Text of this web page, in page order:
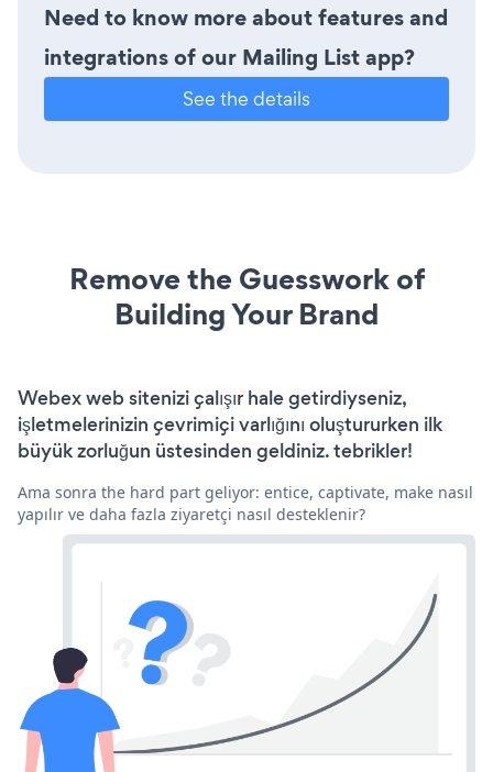
Need to know more about features and
integrations of our Mailing List app?
See the details
Remove the Guesswork of
Building Your Brand
Webex web sitenizi çalışır hale getirdiyseniz,
işletmelerinizin çevrimiçi varlığını oluştururken ilk
büyük zorluğun üstesinden geldiniz. tebrikler!
Ama sonra the hard part geliyor: entice, captivate, make nasıl
yapılır ve daha fazla ziyaretçi nasıl desteklenir?